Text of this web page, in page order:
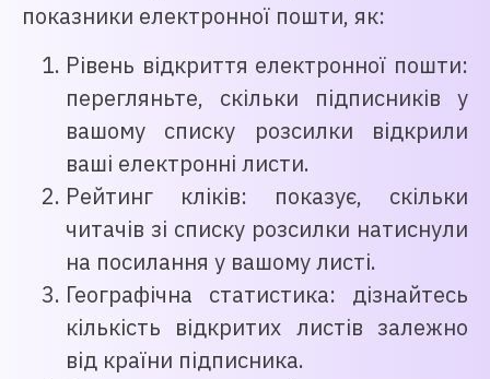
показники електронної пошти, як:
Рівень відкриття електронної пошти:
перегляньте, скільки підписників у
вашому списку розсилки відкрили
ваші електронні листи.
Рейтинг кліків: показує, скільки
читачів зі списку розсилки натиснули
на посилання у вашому листі.
Географічна статистика: дізнайтесь
кількість відкритих листів залежно
від країни підписника.